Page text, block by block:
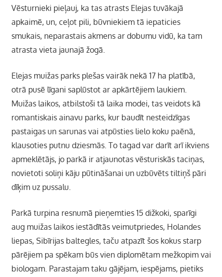
Vēsturnieki pieļauj, ka tas atrasts Elejas tuvākajā
apkaimē, un, ceļot pili, būvniekiem tā iepaticies
smukais, neparastais akmens ar dobumu vidū, ka tam
atrasta vieta jaunajā žogā.
Elejas muižas parks plešas vairāk nekā 17 ha platībā,
otrā pusē līgani saplūstot ar apkārtējiem laukiem.
Muižas laikos, atbilstoši tā laika modei, tas veidots kā
romantiskais ainavu parks, kur baudīt nesteidzīgas
pastaigas un sarunas vai atpūsties lielo koku paēnā,
klausoties putnu dziesmās. To tagad var darīt arī ikviens
apmeklētājs, jo parkā ir atjaunotas vēsturiskās taciņas,
novietoti soliņi kāju pūtināšanai un uzbūvēts tiltiņš pāri
dīķim uz pussalu.
Parkā turpina resnumā pieņemties 15 dižkoki, sparīgi
aug muižas laikos iestādītās veimutpriedes, Holandes
liepas, Sibīrijas baltegles, taču atpazīt šos kokus starp
pārējiem pa spēkam būs vien diplomētam mežkopim vai
biologam. Parastajam taku gājējam, iespējams, pietiks